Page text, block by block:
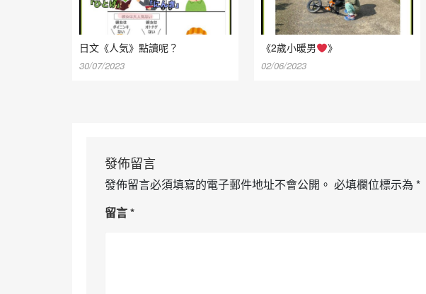
日文《人気》點讀呢？
30/07/2023
《2歲小暖男 》
02/06/2023
發佈留言
發佈留言必須填寫的電子郵件地址不會公開。 必填欄位標示為 *
留言*